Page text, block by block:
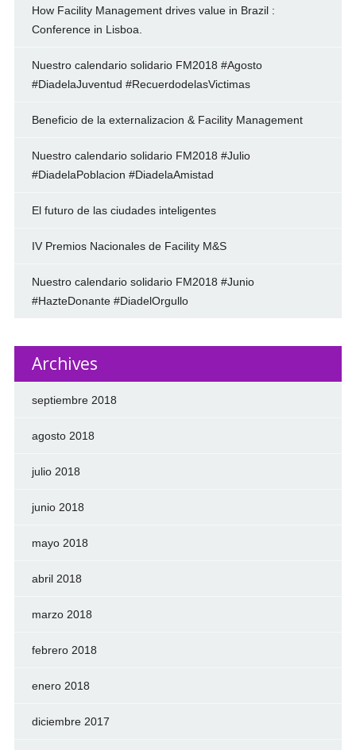
How Facility Management drives value in Brazil :
Conference in Lisboa.
Nuestro calendario solidario FM2018 #Agosto
#DiadelaJuventud #RecuerdodelasVictimas
Beneficio de la externalizacion & Facility Management
Nuestro calendario solidario FM2018 #Julio
#DiadelaPoblacion #DiadelaAmistad
El futuro de las ciudades inteligentes
IV Premios Nacionales de Facility M&S
Nuestro calendario solidario FM2018 #Junio
#HazteDonante #DiadelOrgullo
Archives
septiembre 2018
agosto 2018
julio 2018
junio 2018
mayo 2018
abril 2018
marzo 2018
febrero 2018
enero 2018
diciembre 2017